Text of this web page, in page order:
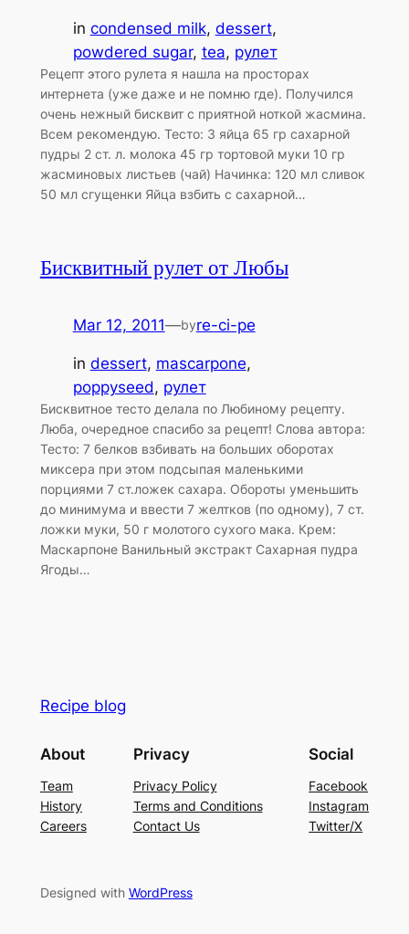
in condensed milk, dessert
powdered sugar, tea, рулет
Рецепт этого рулета я нашла на просторах
интернета (уже даже и не помню где). Получился
очень нежный бисквит с приятной ноткой жасмина.
Всем рекомендую. Тесто: 3 яйца 65 гр сахарной
пудры 2 ст. л. молока 45 гр тортовой муки 10 гр
жасминовых листьев (чай) Начинка: 120 мл сливок
50 мл сгущенки Яйца взбить с сахарной…
Бисквитный рулет от Любы
Mar 12, 2011—byre-ci-pe
in dessert, mascarpone
poppyseed, рулет
Бисквитное тесто делала по Любиному рецепту.
Люба, очередное спасибо за рецепт! Слова автора:
Тесто: 7 белков взбивать на больших оборотах
миксера при этом подсыпая маленькими
порциями 7 ст.ложек сахара. Обороты уменьшить
до минимума и ввести 7 желтков (по одному), 7 ст.
ложки муки, 50 г молотого сухого мака. Крем:
Маскарпоне Ванильный экстракт Сахарная пудра
Ягоды…
Recipe blog
About
Team
History
Careers
Privacy
Privacy Policy
Terms and Conditions
Contact Us
Social
Facebook
Instagram
Twitter/X
Designed with WordPress